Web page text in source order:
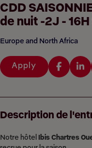
CDD
de nuit -2J -
Europe and North Africa
Apply
Description de
Notre hôtel Ibis Chartres